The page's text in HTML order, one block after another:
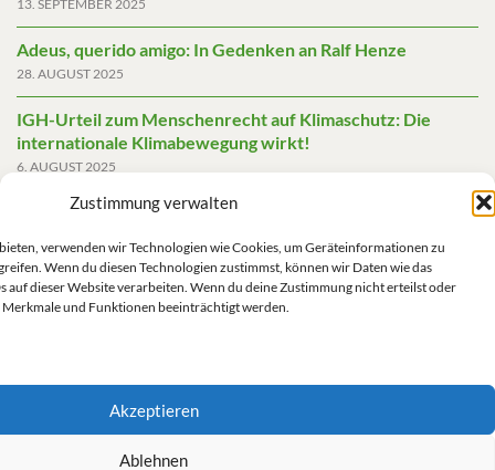
Zustimmung verwalten
verwenden wir Technologien wie Cookies, um Geräteinformationen zu
Wenn du diesen Technologien zustimmst, können wir Daten wie das
auf dieser Website verarbeiten. Wenn du deine Zustimmung nicht erteilst oder
und Funktionen beeinträchtigt werden.
Akzeptieren
Ablehnen
13. SEPTEMBER 2025
Adeus, querido amigo: In Gedenken an Ralf Henze
28. AUGUST 2025
IGH-Urteil zum Menschenrecht auf Klimaschutz: Die
internationale Klimabewegung wirkt!
6. AUGUST 2025
Friedensgutachten 2025
Die AfD mit mehr Demokratie wegregieren
14. MAI 2025
Impressum/Datenschutz